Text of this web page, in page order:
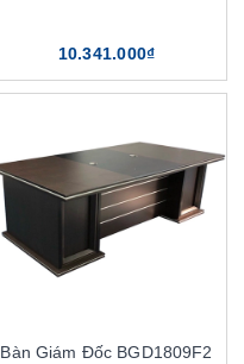
10.341.000₫
Bàn Giám Đốc BGD1809F2